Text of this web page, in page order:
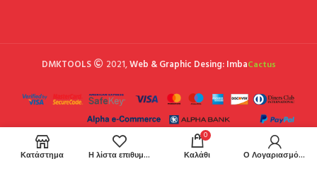
DMKTOOLS 2021,Web & Graphic Desing: ImbaCactus
Κατάστημα Η λίστα επιθυμιών μου
0
Καλάθι Ο Λογαριασμός μου